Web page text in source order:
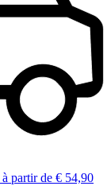
à partir de € 54,90